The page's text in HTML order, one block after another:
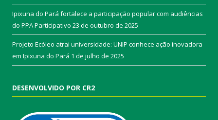
Ipixuna do Pará fortalece a participação popular com audiências
do PPA Participativo 23 de outubro de 2025
Projeto Ecóleo atrai universidade: UNIP conhece ação inovadora
em Ipixuna do Pará 1 de julho de 2025
DESENVOLVIDO POR CR2